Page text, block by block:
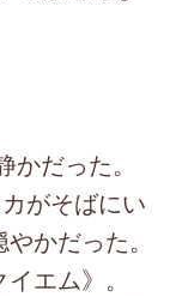
だった。
がそばにい
かだった。
エム》。